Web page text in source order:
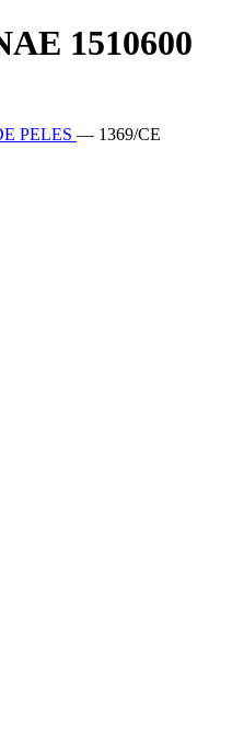
1510600
PELES — 1369/CE